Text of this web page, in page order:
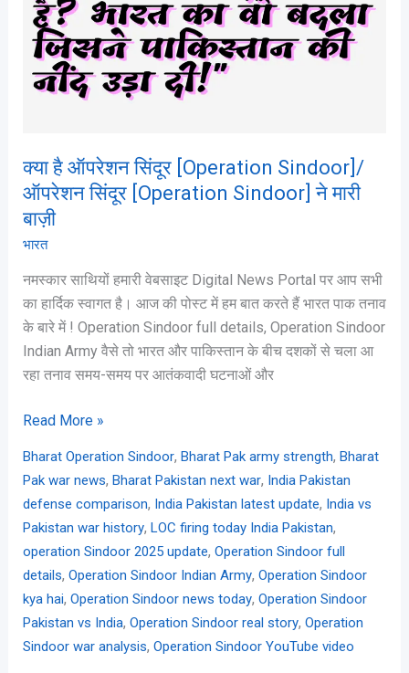
क्या है ऑपरेशन सिंदूर [Operation Sindoor]/
ऑपरेशन सिंदूर [Operation Sindoor] ने मारी
बाज़ी
भारत
नमस्कार साथियों हमारी वेबसाइट Digital News Portal पर आप सभी
का हार्दिक स्वागत है। आज की पोस्ट में हम बात करते हैं भारत पाक तनाव
के बारे में ! Operation Sindoor full details, Operation Sindoor
Indian Army वैसे तो भारत और पाकिस्तान के बीच दशकों से चला आ
रहा तनाव समय-समय पर आतंकवादी घटनाओं और
सिंदूर
[Operation
Sindoor]/
ऑपरेशन
Sindoor]
ने
मारी
बाज़ी
Read More »
Bharat Operation Sindoor, Bharat Pak army strength, Bharat
Pak war news, Bharat Pakistan next war, India Pakistan
defense comparison, India Pakistan latest update, India vs
Pakistan war history, LOC firing today India Pakistan,
operation Sindoor 2025 update, Operation Sindoor full
details, Operation Sindoor Indian Army, Operation Sindoor
kya hai, Operation Sindoor news today, Operation Sindoor
Pakistan vs India, Operation Sindoor real story, Operation
Sindoor war analysis, Operation Sindoor YouTube video